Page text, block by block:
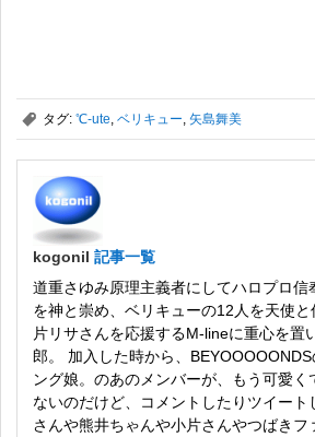
, タグ: ℃-ute ベリキュー 矢島舞美
kogonil 記事一覧
道重さゆみ原理主義者にしてハロプロ信
を神と崇め、ベリキューの12人を天使
片リサさんを応援するM-lineに重心を置
郎。 加入した時から、
ング娘。のあのメンバーが、もう可愛く
ないのだけど、コメントしたりツイート
さんや熊井ちゃんや小片さんやつばきフ